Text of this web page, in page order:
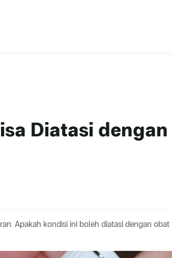
Diatasi dengan
Apakah kondisi ini boleh diatasi dengan obat